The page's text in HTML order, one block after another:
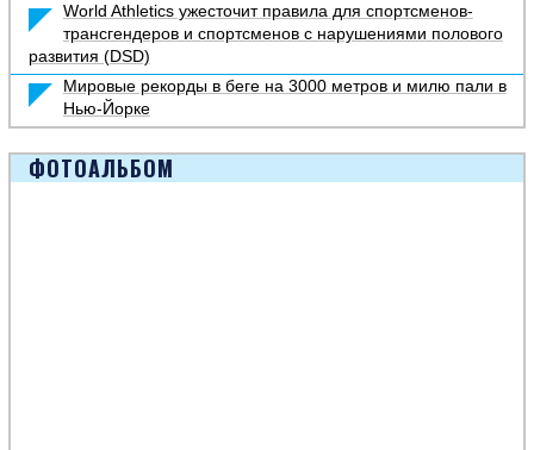
World Athletics ужесточит правила для спортсменов-
трансгендеров и спортсменов с нарушениями полового
развития (DSD)
Мировые рекорды в беге на 3000 метров и милю пали в
Нью-Йорке
ФОТОАЛЬБОМ